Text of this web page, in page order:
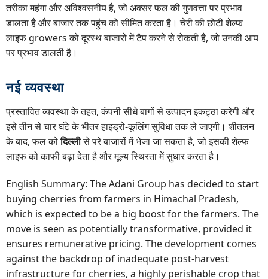
तरीका महंगा और अविश्वसनीय है, जो अक्सर फल की गुणवत्ता पर प्रभाव
डालता है और बाजार तक पहुंच को सीमित करता है। चेरी की छोटी शेल्फ
लाइफ growers को दूरस्थ बाजारों में टैप करने से रोकती है, जो उनकी आय
पर प्रभाव डालती है।
नई व्यवस्था
प्रस्तावित व्यवस्था के तहत, कंपनी सीधे बागों से उत्पादन इकट्ठा करेगी और
इसे तीन से चार घंटे के भीतर हाइड्रो-कूलिंग सुविधा तक ले जाएगी। शीतलन
के बाद, फल कोदिल्लीसे परे बाजारों में भेजा जा सकता है, जो इसकी शेल्फ
लाइफ को काफी बढ़ा देता है और मूल्य स्थिरता में सुधार करता है।
English Summary: The Adani Group has decided to start
buying cherries from farmers in Himachal Pradesh,
which is expected to be a big boost for the farmers. The
move is seen as potentially transformative, provided it
ensures remunerative pricing. The development comes
against the backdrop of inadequate post-harvest
infrastructure for cherries, a highly perishable crop that